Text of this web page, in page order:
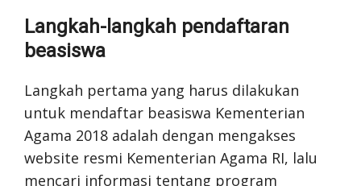
Langkah-langkah pendaftaran
beasiswa
Langkah pertama yang harus dilakukan
untuk mendaftar beasiswa Kementerian
Agama 2018 adalah dengan mengakses
website resmi Kementerian Agama RI, lalu
mencari informasi tentang program